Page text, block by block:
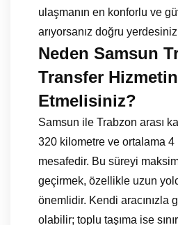
ulaşmanın en konforlu ve
arıyorsanız doğru
Neden Samsun
Transfer
Etmelisiniz?
Samsun ile Trabzon arası
320 kilometre ve ortalama
mesafedir. Bu süreyi
geçirmek, özellikle uzun
önemlidir. Kendi aracınızla
olabilir; toplu taşıma ise